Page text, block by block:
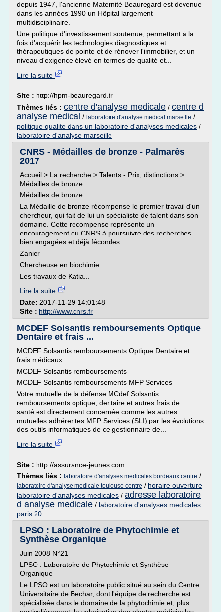
depuis 1947, l'ancienne Maternité Beauregard est devenue
dans les années 1990 un Hôpital largement
multidisciplinaire.
Une politique d'investissement soutenue, permettant à la
fois d'acquérir les technologies diagnostiques et
thérapeutiques de pointe et de rénover l'immobilier, et un
niveau d'exigence élevé en termes de qualité et...
Lire la suite
Site : http://hpm-beauregard.fr
Thèmes liés : centre d'analyse medicale / centre d
analyse medical / laboratoire d'analyse medical marseille /
politique qualite dans un laboratoire d'analyses medicales /
laboratoire d'analyse marseille
CNRS - Médailles de bronze - Palmarès
2017
Accueil > La recherche > Talents - Prix, distinctions >
Médailles de bronze
Médailles de bronze
La Médaille de bronze récompense le premier travail d'un
chercheur, qui fait de lui un spécialiste de talent dans son
domaine. Cette récompense représente un
encouragement du CNRS à poursuivre des recherches
bien engagées et déjà fécondes.
Zanier
Chercheuse en biochimie
Les travaux de Katia...
Lire la suite
Date: 2017-11-29 14:01:48
Site : http://www.cnrs.fr
MCDEF Solsantis remboursements Optique
Dentaire et frais ...
MCDEF Solsantis remboursements Optique Dentaire et
frais médicaux
MCDEF Solsantis remboursements
MCDEF Solsantis remboursements MFP Services
Votre mutuelle de la défense MCdef Solsantis
remboursements optique, dentaire et autres frais de
santé est directement concernée comme les autres
mutuelles adhérentes MFP Services (SLI) par les évolutions
des outils informatiques de ce gestionnaire de...
Lire la suite
Site : http://assurance-jeunes.com
Thèmes liés : laboratoire d'analyses medicales bordeaux centre /
laboratoire d'analyse medicale toulouse centre / horaire ouverture
laboratoire d'analyses medicales / adresse laboratoire
d analyse medicale / laboratoire d'analyses medicales
paris 20
LPSO : Laboratoire de Phytochimie et
Synthèse Organique
Juin 2008 N°21
LPSO : Laboratoire de Phytochimie et Synthèse
Organique
Le LPSO est un laboratoire public situé au sein du Centre
Universitaire de Bechar, dont l'équipe de recherche est
spécialisée dans le domaine de la phytochimie et, plus